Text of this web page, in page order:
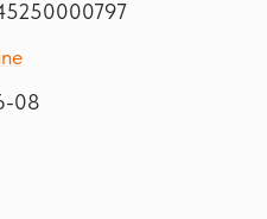
08